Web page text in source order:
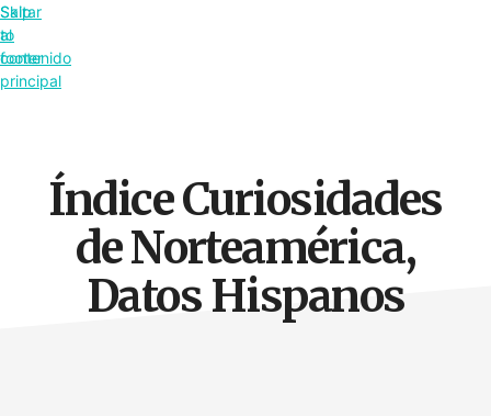
Saltar
al
contenido
principal
Skip
to
footer
Índice Curiosidades
de Norteamérica,
Datos Hispanos